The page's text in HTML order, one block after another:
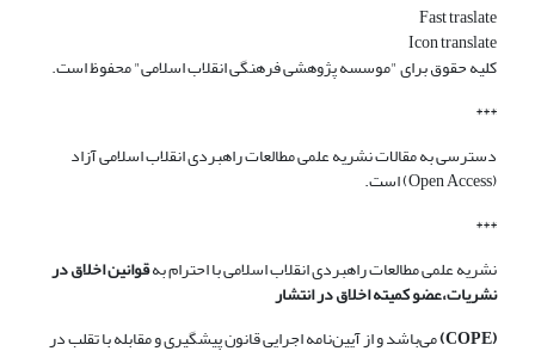
Fast traslate
Icon translate
کلیه حقوق برای "موسسه پژوهشی فرهنگی انقلاب اسلامی" محفوظ است.
***
دسترسی به مقالات نشریه علمی مطالعات راهبردی انقلاب اسلامی آزاد
(Open Access) است.
***
نشریه علمی مطالعات راهبردی انقلاب اسلامی با احترام بهقوانین اخلاق در
نشریات،عضو کمیته اخلاق در انتشار
(COPE)
می‌باشد و از آیین‌نامه اجرایی قانون پیشگیری و مقابله با تقلب در